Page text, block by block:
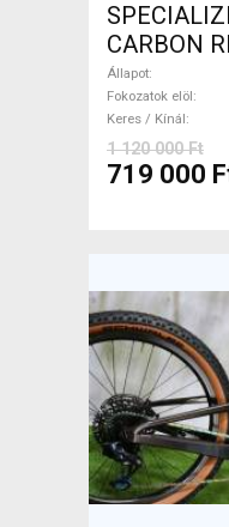
CARBON
Országúti
Állapot
Fokozatok elöl
Keres / Kínál
1 120 000 Ft
719 000